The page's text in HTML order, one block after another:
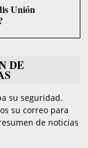
Unión
DE
su seguridad.
su correo para
de noticias